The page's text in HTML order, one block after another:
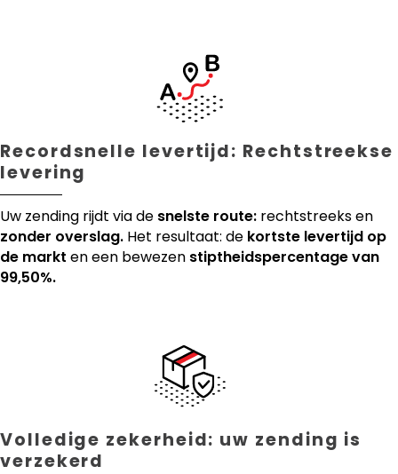
Recordsnelle levertijd: Rechtstreekse
levering
Uw zending rijdt via de snelste route: rechtstreeks en
zonder overslag. Het resultaat: de kortste levertijd op
de markt en een bewezen stiptheidspercentage van
99,50%.
Volledige zekerheid: uw zending is
verzekerd